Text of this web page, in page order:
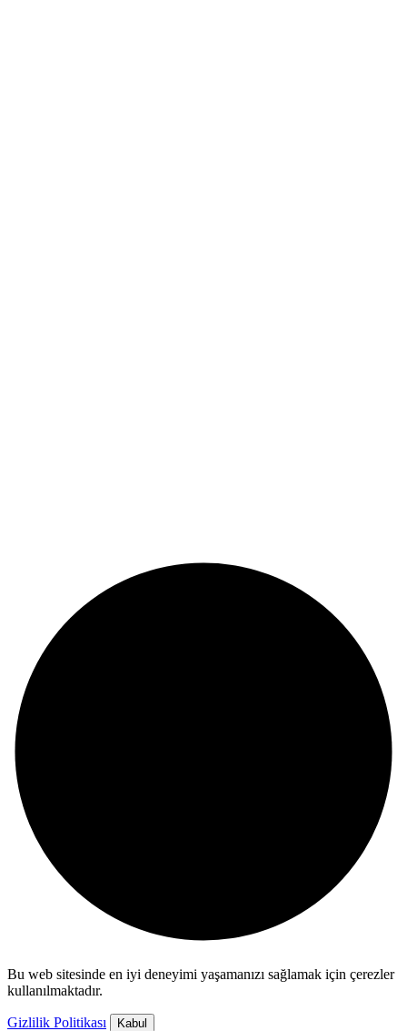
Bu web sitesinde en iyi deneyimi yaşamanızı sağlamak için çerezler
kullanılmaktadır.
Gizlilik Politikası Kabul